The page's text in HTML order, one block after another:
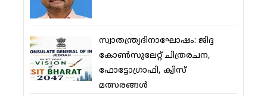
സ്വാതന്ത്ര്യദിനാഘോഷം: ജിദ്ദ
കോണ്‍സുലേറ്റ് ചിത്രരചന,
ഫോട്ടോഗ്രാഫി, ക്വിസ്
മത്സരങ്ങള്‍